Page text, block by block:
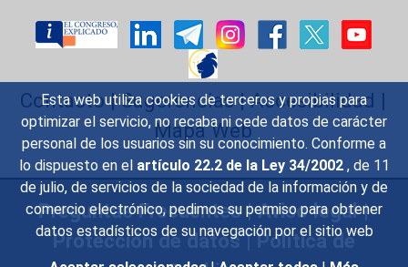
Esta web utiliza cookies de terceros y propias para
optimizar el servicio, no recaba ni cede datos de carácter
personal de los usuarios sin su conocimiento. Conforme a
lo dispuesto en el artículo 22.2 de la Ley 34/2002 , de 11
de julio, de servicios de la sociedad de la información y de
comercio electrónico, pedimos su permiso para obtener
datos estadísticos de su navegación por el sitio web
Contacto|Sugerencias|Accesibilidad |
Mapa Web
Preguntas Frecuentes|Aviso legal|
Protección de datos|Política de